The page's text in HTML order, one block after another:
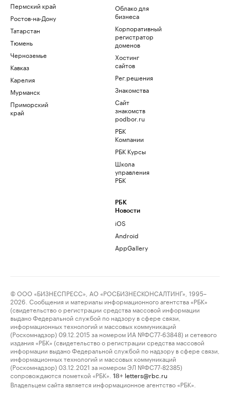
Пермский край
Ростов-на-Дону
Татарстан
Тюмень
Черноземье
Кавказ
Карелия
Мурманск
Приморский
край
Облако для
бизнеса
Корпоративный
регистратор
доменов
Хостинг
сайтов
Рег.решения
Знакомства
Сайт
знакомств
podbor.ru
РБК
Компании
РБК Курсы
Школа
управления
РБК
РБК
Новости
iOS
Android
AppGallery
© ООО «БИЗНЕСПРЕСС», АО «РОСБИЗНЕСКОНСАЛТИНГ», 1995–
2026. Сообщения и материалы информационного агентства «РБК»
(свидетельство о регистрации средства массовой информации
выдано Федеральной службой по надзору в сфере связи,
информационных технологий и массовых коммуникаций
(Роскомнадзор) 09.12.2015 за номером ИА №ФС77-63848) и сетевого
издания «РБК» (свидетельство о регистрации средства массовой
информации выдано Федеральной службой по надзору в сфере связи,
информационных технологий и массовых коммуникаций
(Роскомнадзор) 03.12.2021 за номером ЭЛ №ФС77-82385)
сопровождаются пометкой «РБК».
18+ letters@rbc.ru
Владельцем сайта является информационное агентство «РБК».